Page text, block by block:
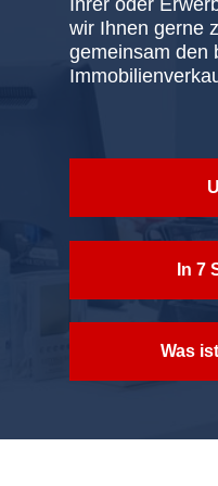
Ihrer oder
wir Ihnen gerne
gemeinsam den
In 7
Was